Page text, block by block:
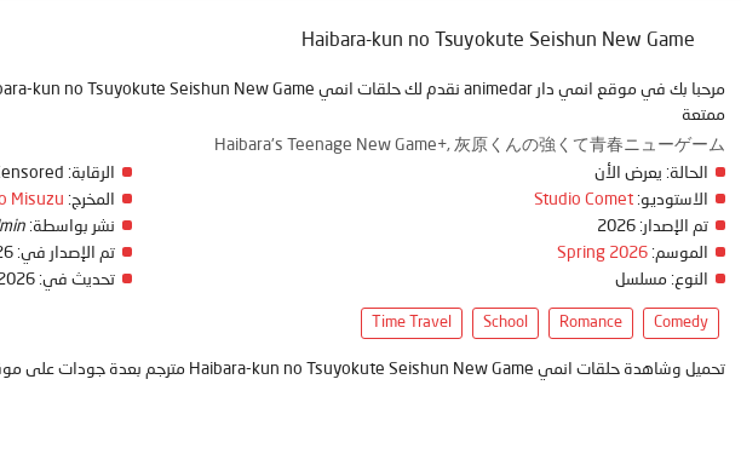
Haibara-kun no Tsuyokute Seishun New Game
ممتعة
Haibara's Teenage New Game+, 灰原くんの強くて青春ニューゲーム
الحالة: يعرض الأن
الاستوديو: Studio Comet
تم الإصدار:
الموسم: Spring 2026
النوع: مسلسل
الرقابة:
المخرج: Misuzu
نشر بواسطة:
تم الإصدار في:
تحديث في:
Comedy
Romance
School
Time Travel
تحميل وشاهدة حلقات انمي Haibara-kun no Tsuyokute Seishun New Game مترجم بعدة جودات على موقع انمي دار - animedar